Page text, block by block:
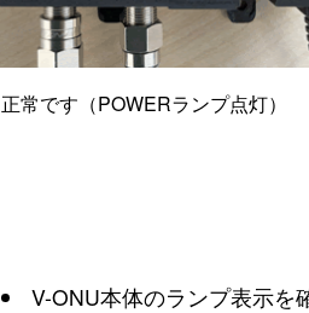
正常です（POWERランプ点灯）
V-ONU本体のランプ表示を